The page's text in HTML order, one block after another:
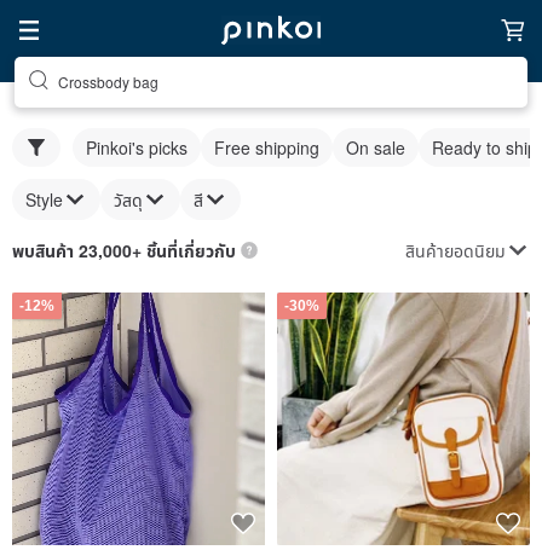
Crossbody bag
Pinkoi's picks Free shipping On sale Ready to ship
Style วัสดุ สี
พบสินค้า 23,000+ ชิ้นที่เกี่ยวกับ สินค้ายอดนิยม
-12% -30%